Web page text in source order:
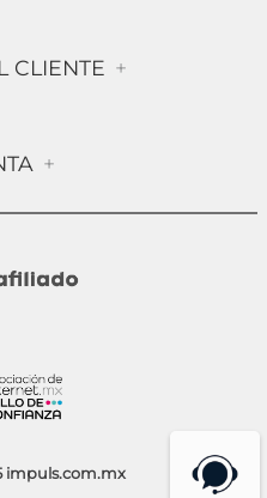
CLIENTE +
+
impuls.com.mx